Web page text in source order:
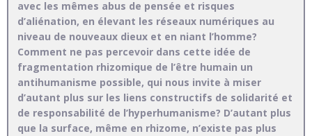
avec les mêmes abus de pensée et risques
d’aliénation, en élevant les réseaux numériques au
niveau de nouveaux dieux et en niant l’homme?
Comment ne pas percevoir dans cette idée de
fragmentation rhizomique de l’être humain un
antihumanisme possible, qui nous invite à miser
d’autant plus sur les liens constructifs de solidarité et
de responsabilité de l’hyperhumanisme? D’autant plus
que la surface, même en rhizome, n’existe pas plus